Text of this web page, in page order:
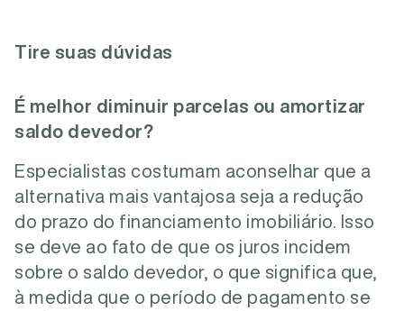
Tire suas dúvidas
É melhor diminuir parcelas ou amortizar
saldo devedor?
Especialistas costumam aconselhar que a
alternativa mais vantajosa seja a redução
do prazo do financiamento imobiliário. Isso
se deve ao fato de que os juros incidem
sobre o saldo devedor, o que significa que,
à medida que o período de pagamento se